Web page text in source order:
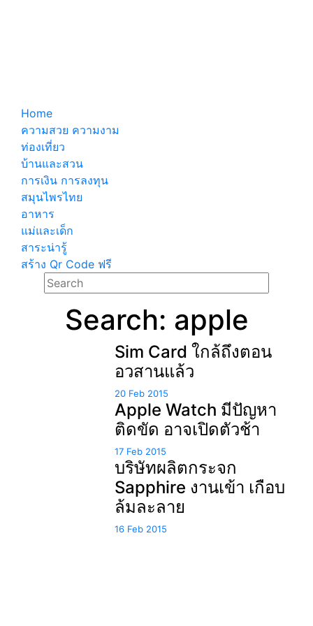
Home
ความสวย ความงาม
ท่องเที่ยว
บ้านและสวน
การเงิน การลงทุน
สมุนไพรไทย
อาหาร
แม่และเด็ก
สาระน่ารู้
สร้าง Qr Code ฟรี
Search: apple
Sim Card ใกล้ถึงตอน
อวสานแล้ว
20 Feb 2015
Apple Watch มีปัญหา
ติดขัด อาจเปิดตัวช้า
17 Feb 2015
บริษัทผลิตกระจก
Sapphire งานเข้า เกือบ
ล้มละลาย
16 Feb 2015